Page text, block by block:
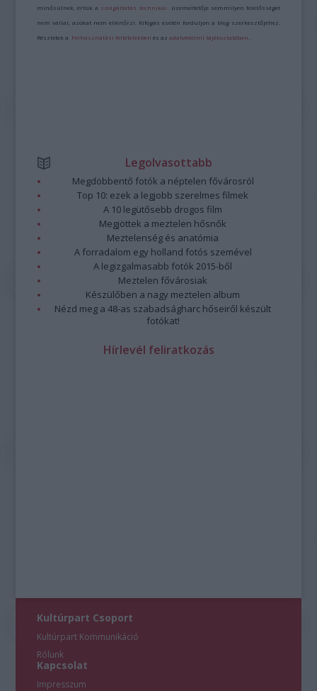
minősülnek, értük a szolgáltatás technikai üzemeltetője semmilyen felelősséget
nem vállal, azokat nem ellenőrzi. Kifogás esetén forduljon a blog szerkesztőjéhez.
Részletek a Felhasználási feltételekben és azadatvédelmi tájékoztatóban
Legolvasottabb
Megdöbbentő fotók a néptelen fővárosról
Top 10: ezek a legjobb szerelmes filmek
A 10 legütősebb drogos film
Megjöttek a meztelen hősnők
Meztelenség és anatómia
A forradalom egy holland fotós szemével
A legizgalmasabb fotók 2015-ből
Meztelen fővárosiak
Készülőben a nagy meztelen album
Nézd meg a 48-as szabadságharc hőseiről készült
fotókat!
Hírlevél feliratkozás
Kultúrpart Csoport
Kultúrpart Kommunikáció
Rólunk
Kapcsolat
Impresszum